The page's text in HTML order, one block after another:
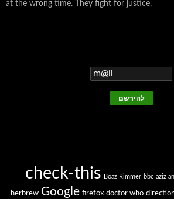
at the wrong time. They fight for justice.
aziz
bbc
Boaz Rimmer
check-this
doctor who
firefox
Google
herbrew